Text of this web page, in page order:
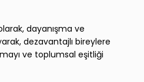
dayanışma ve
dezavantajlı bireylere
ve toplumsal eşitliği